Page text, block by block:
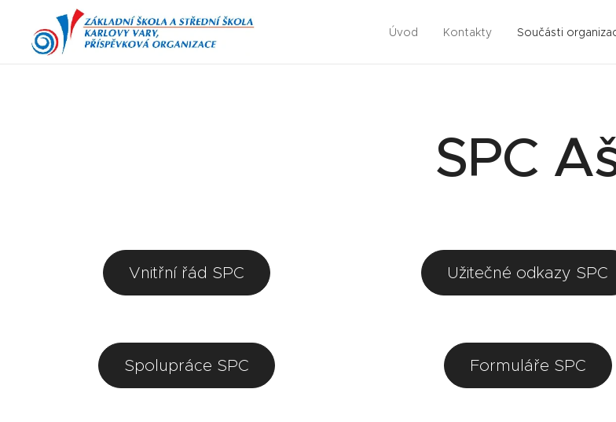
Úvod Kontakty Součásti
SPC
Vnitřní řád SPC
Spolupráce SPC
Užitečné odkazy SPC
Formuláře SPC